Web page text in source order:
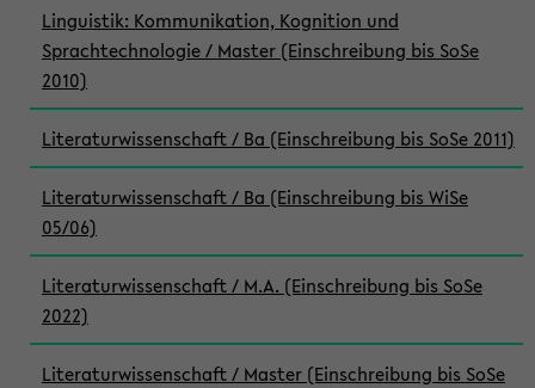
Linguistik: Kommunikation, Kognition und
Sprachtechnologie / Master (Einschreibung bis SoSe
2010)
Literaturwissenschaft / Ba (Einschreibung bis SoSe 2011)
Literaturwissenschaft / Ba (Einschreibung bis WiSe
05/06)
Literaturwissenschaft / M.A. (Einschreibung bis SoSe
2022)
Literaturwissenschaft / Master (Einschreibung bis SoSe